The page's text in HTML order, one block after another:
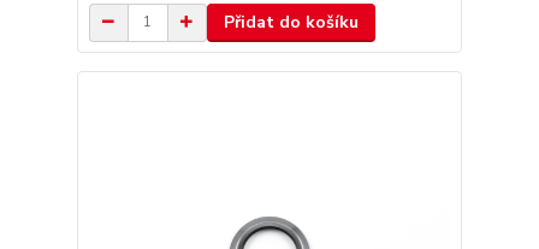
Přidat do košíku